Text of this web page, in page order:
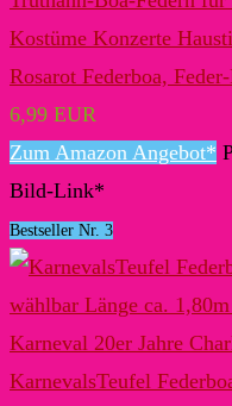
Rosarot Federboa,
6,99 EUR
Zum Amazon Angebot*
Bild-Link*
Bestseller Nr. 3
KarnevalsTeufel